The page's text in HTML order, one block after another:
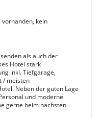
vorhanden, kein
als auch der
Hotel stark
inkl. Tiefgarage,
/ meisten
Neben der guten Lage
und moderne
gerne beim nächsten